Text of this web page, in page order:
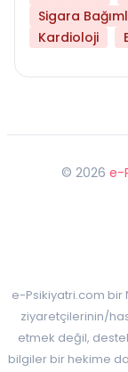
Sigara
Kardioloji
© 2026 e-
e-Psikiyatri.com bir
ziyaretçilerinin/
etmek değil,
bilgiler bir hekime